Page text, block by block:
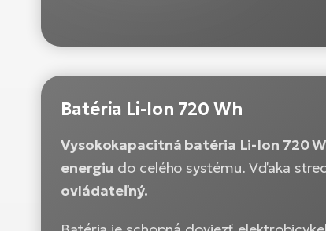
Batéria Li-Ion 720 Wh
Vysokokapacitná batéria Li-Ion 720
energiu do celého systému. Vďaka
ovládateľný.